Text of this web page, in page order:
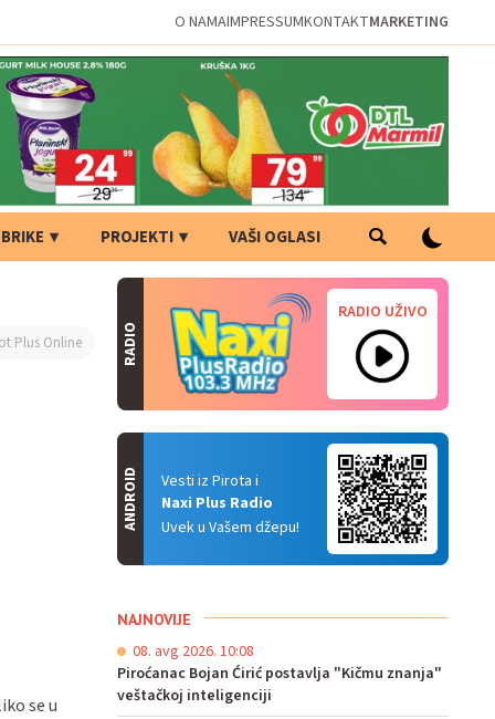
O NAMAIMPRESSUMKONTAKTMARKETING
PROJEKTI VAŠI OGLASI
Plus Online
se u
RADIO
RADIO UŽIVO
Vesti iz Pirota i
Naxi Plus Radio
Uvek u Vašem džepu!
ANDROID
NAJNOVIJE
08. avg 2026. 10:08
Piroćanac Bojan Ćirić postavlja "Kičmu znanja"
veštačkoj inteligenciji